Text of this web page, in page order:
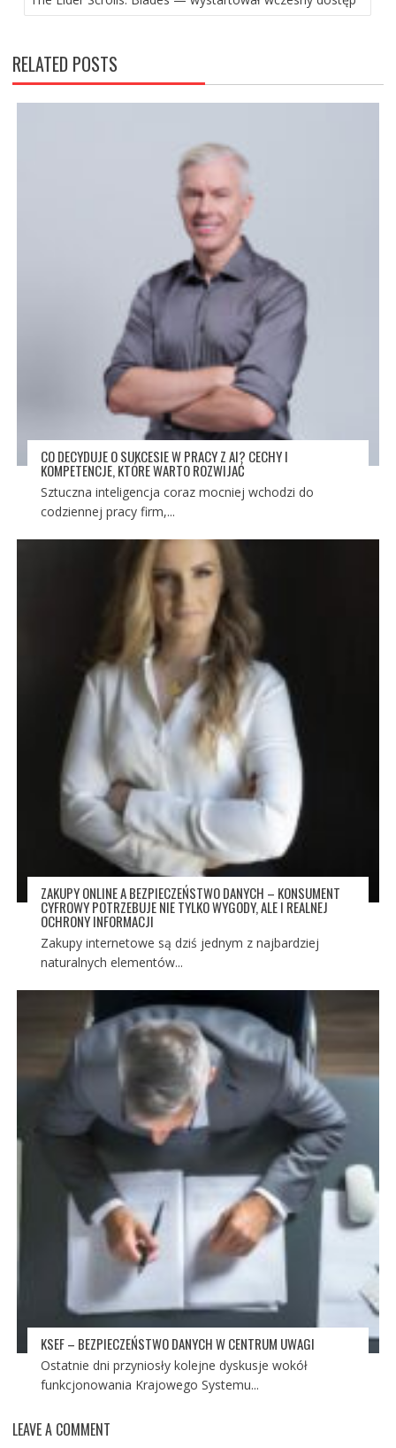
RELATED POSTS
CO DECYDUJE O SUKCESIE W PRACY Z AI? CECHY I
KOMPETENCJE, KTÓRE WARTO ROZWIJAĆ
Sztuczna inteligencja coraz mocniej wchodzi do
codziennej pracy firm,...
ZAKUPY ONLINE A BEZPIECZEŃSTWO DANYCH – KONSUMENT
CYFROWY POTRZEBUJE NIE TYLKO WYGODY, ALE I REALNEJ
OCHRONY INFORMACJI
Zakupy internetowe są dziś jednym z najbardziej
naturalnych elementów...
KSEF – BEZPIECZEŃSTWO DANYCH W CENTRUM UWAGI
Ostatnie dni przyniosły kolejne dyskusje wokół
funkcjonowania Krajowego Systemu...
LEAVE A COMMENT